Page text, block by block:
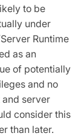
to be
under
Runtime
as an
of potentially
and no
server
consider this
than later.